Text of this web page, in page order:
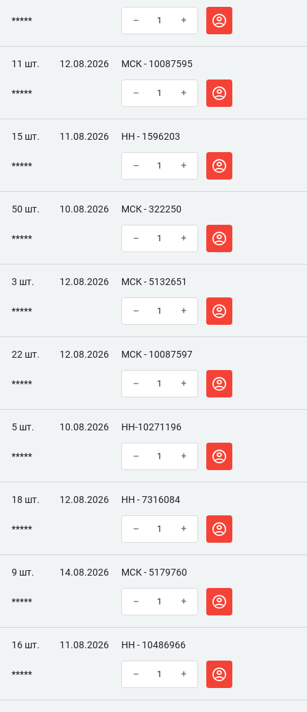
***** – +
11 шт. 12.08.2026 МСК - 10087595
***** – +
15 шт. 11.08.2026 НН - 1596203
***** – +
50 шт. 10.08.2026 МСК - 322250
***** – +
3 шт. 12.08.2026 МСК - 5132651
***** – +
22 шт. 12.08.2026 МСК - 10087597
***** – +
5 шт. 10.08.2026 НН-10271196
***** – +
18 шт. 12.08.2026 НН - 7316084
***** – +
9 шт. 14.08.2026 МСК - 5179760
***** – +
16 шт. 11.08.2026 НН - 10486966
***** – +